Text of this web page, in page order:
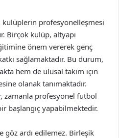
kulüplerin profesyonelleşmesi
Birçok kulüp, altyapı
önem vererek genç
sağlamaktadır. Bu durum,
hem de ulusal takım için
olanak tanımaktadır.
zamanla profesyonel futbol
başlangıç yapabilmektedir.
ardı edilemez. Birleşik